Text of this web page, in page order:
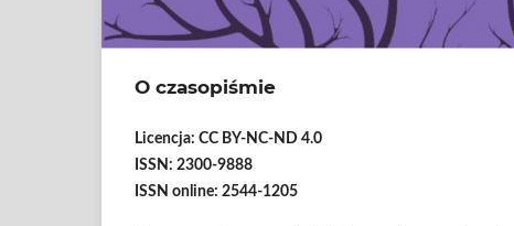
O czasopiśmie
Licencja: CC BY-NC-ND 4.0
ISSN: 2300-9888
ISSN online: 2544-1205